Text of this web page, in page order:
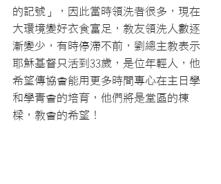
的記號」，因此當時領洗者很多，現在
大環境變好衣食富足，教友領洗人數逐
漸變少，有時停滯不前，劉總主教表示
耶穌基督只活到33歲，是位年輕人，他
希望傳協會能用更多時間專心在主日學
和學青會的培育，他們將是堂區的棟
樑，教會的希望！